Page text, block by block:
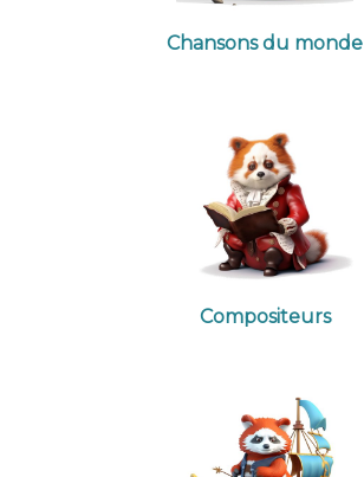
Chansons du monde
Compositeurs